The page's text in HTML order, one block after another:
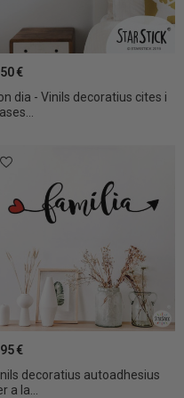
dia - Vinils decoratius cites i
€
decoratius autoadhesius
a la...
€